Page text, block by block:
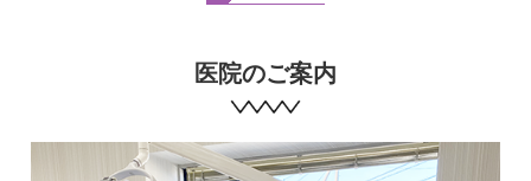
医院のご案内